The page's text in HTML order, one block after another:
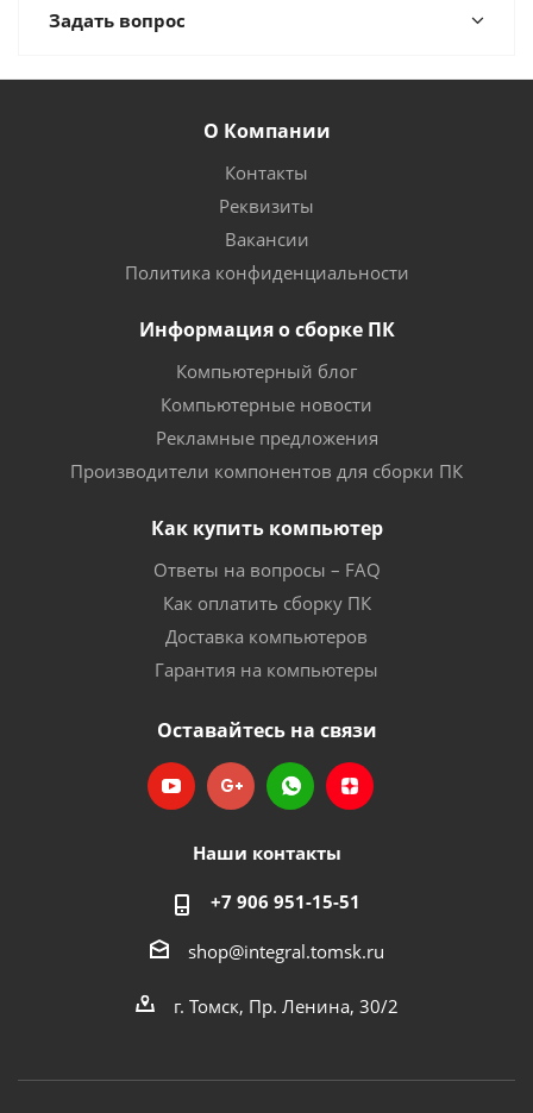
Задать вопрос
О Компании
Контакты
Реквизиты
Вакансии
Политика конфиденциальности
Информация о сборке ПК
Компьютерный блог
Компьютерные новости
Рекламные предложения
Производители компонентов для сборки ПК
Как купить компьютер
Ответы на вопросы – FAQ
Как оплатить сборку ПК
Доставка компьютеров
Гарантия на компьютеры
Оставайтесь на связи
Наши контакты
+7 906 951-15-51
shop@integral.tomsk.ru
г. Томск, Пр. Ленина, 30/2